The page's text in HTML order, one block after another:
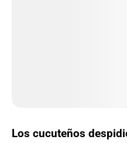
Los cucuteños